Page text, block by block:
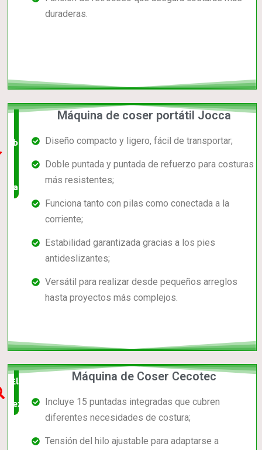
duraderas.
barato,
bien
valorado!
Máquina de coser portátil Jocca
Diseño compacto y ligero, fácil de transportar;
Doble puntada y puntada de refuerzo para costuras
más resistentes;
Funciona tanto con pilas como conectada a la
corriente;
Estabilidad garantizada gracias a los pies
antideslizantes;
Versátil para realizar desde pequeños arreglos
hasta proyectos más complejos.
Elección
experta
Máquina de Coser Cecotec
Incluye 15 puntadas integradas que cubren
diferentes necesidades de costura;
Tensión del hilo ajustable para adaptarse a